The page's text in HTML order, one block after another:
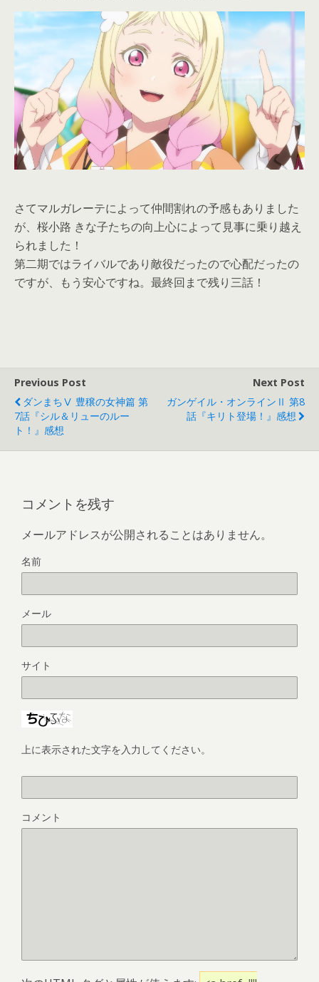
さてマルガレーテによって仲間割れの予感もありました
が、桜小路 きな子たちの向上心によって見事に乗り越え
られました！
第二期ではライバルであり敵役だったので心配だったの
ですが、もう安心ですね。最終回まで残り三話！
Previous Post
ダンまちⅤ 豊穣の女神篇 第
7話『シル＆リューのルー
ト！』感想
Next Post
ガンゲイル・オンラインⅡ 第8
話『キリト登場！』感想
コメントを残す
メールアドレスが公開されることはありません。
名前
メール
サイト
上に表示された文字を入力してください。
コメント